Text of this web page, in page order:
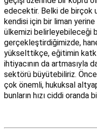
edecektir. Belki de birçok
kendisi için bir liman
ülkemizi belirleyebileceği
gerçekleştirdiğimizde,
yükselttikçe, eğitimin
ihtiyacının da artmasıyla
sektörü büyütebiliriz.
çok önemli, hukuksal
bunların hızı ciddi oranda